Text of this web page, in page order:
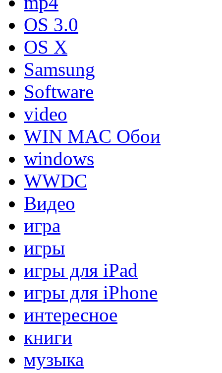
OS 3.0
OS X
Samsung
Software
video
WIN MAC Обои
windows
WWDC
Видео
игра
игры
игры для iPad
игры для iPhone
интересное
книги
музыка